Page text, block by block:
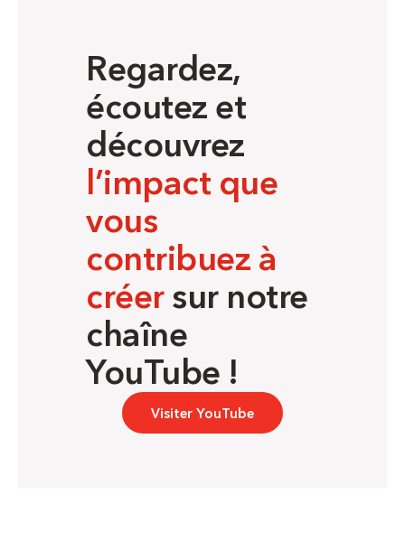
Regardez,
écoutez et
découvrez
l’impact que
vous
contribuez à
créersur notre
chaîne
YouTube !
Visiter YouTube